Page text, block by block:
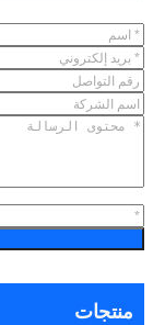
منتجات